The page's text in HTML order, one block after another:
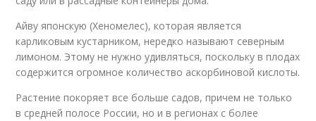
Айву японскую (Хеномелес), которая является
карликовым кустарником, нередко называют северным
лимоном. Этому не нужно удивляться, поскольку в плодах
содержится огромное количество аскорбиновой кислоты.
Растение покоряет все больше садов, причем не только
в средней полосе России, но и в регионах с более